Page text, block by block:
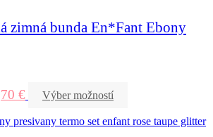
zimná bunda En*Fant Ebony
€
Výber možností